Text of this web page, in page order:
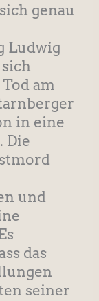
genau
Ludwig
am
in eine
Die
und
das
seiner